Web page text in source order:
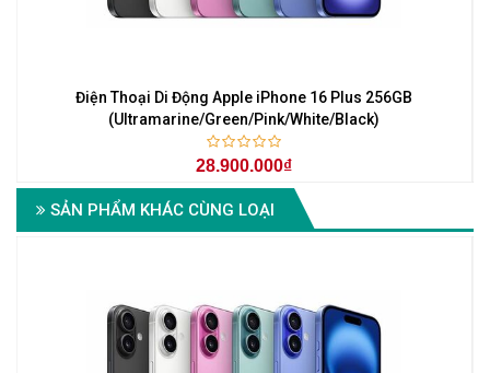
Điện Thoại Di Động Apple iPhone 16 Plus 256GB
(Ultramarine/Green/Pink/White/Black)
28.900.000₫
SẢN PHẨM KHÁC CÙNG LOẠI